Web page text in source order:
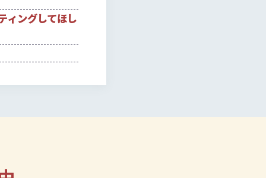
ィングしてほし